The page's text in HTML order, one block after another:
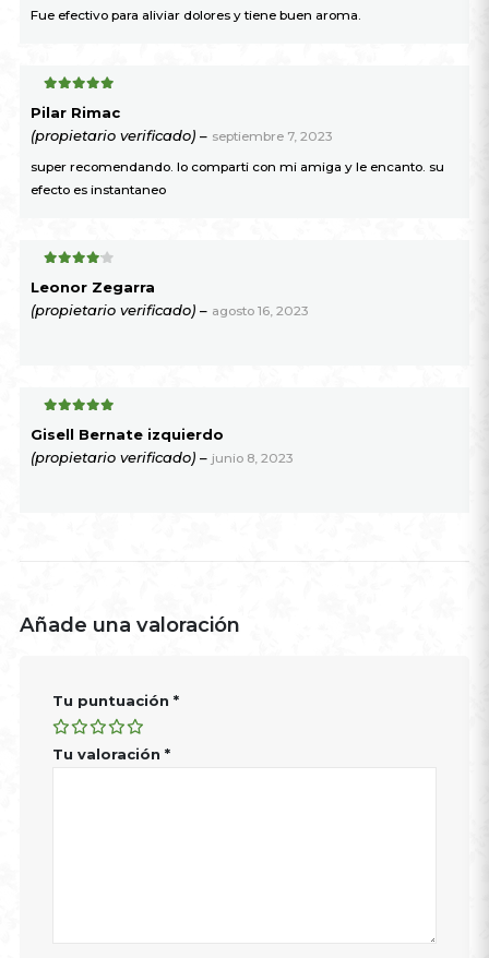
Fue efectivo para aliviar dolores y tiene buen aroma.
Pilar Rimac
(propietario verificado) – septiembre 7, 2023
super recomendando. lo comparti con mi amiga y le encanto. su
efecto es instantaneo
Leonor Zegarra
(propietario verificado) – agosto 16, 2023
Gisell Bernate izquierdo
(propietario verificado) – junio 8, 2023
Añade una valoración
Tu puntuación *
Tu valoración *